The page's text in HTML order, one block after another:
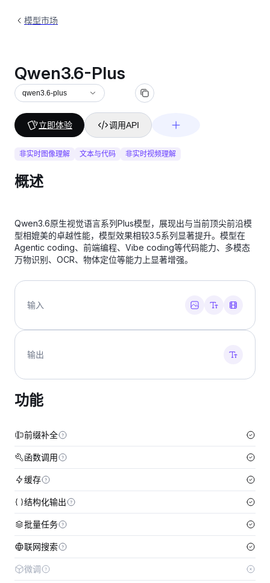
模型市场
Qwen3.6-Plus
qwen3.6-plus
立即体验 调用API
非实时图像理解 文本与代码 非实时视频理解
概述
Qwen3.6原生视觉语言系列Plus模型，展现出与当前顶尖前沿模
型相媲美的卓越性能，模型效果相较3.5系列显著提升。模型在
Agentic coding、前端编程、Vibe coding等代码能力、多模态
万物识别、OCR、物体定位等能力上显著增强。
输入
输出
功能
前缀补全
函数调用
缓存
结构化输出
批量任务
联网搜索
微调